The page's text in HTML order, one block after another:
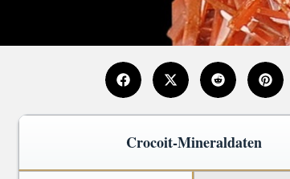
Crocoit-Mineraldaten